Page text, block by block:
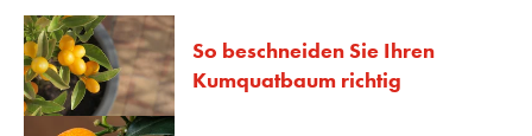
So beschneiden Sie Ihren
Kumquatbaum richtig